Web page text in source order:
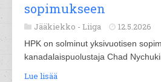
sopimukseen
Jääkiekko - Liiga 12.5.2026
HPK on solminut yksivuotisen
kanadalaispuolustaja Chad
Lue lisää